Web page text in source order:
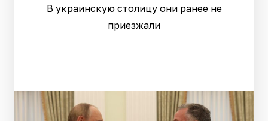
В украинскую столицу они ранее не
приезжали